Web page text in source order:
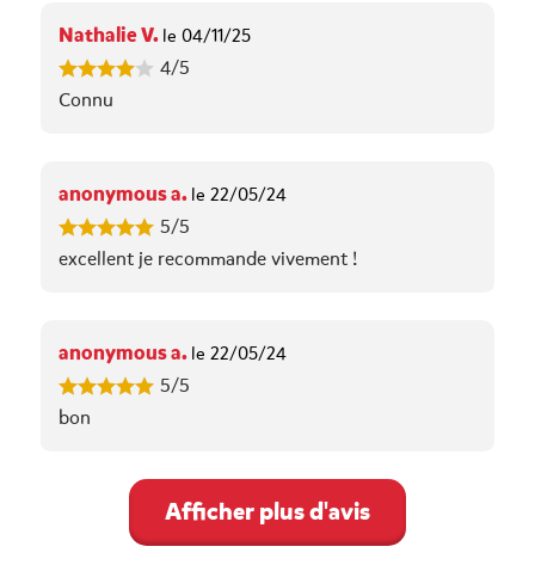
Nathalie V. le 04/11/25
4/5
Connu
anonymous a. le 22/05/24
5/5
excellent je recommande vivement !
anonymous a. le 22/05/24
5/5
bon
Afficher plus d'avis